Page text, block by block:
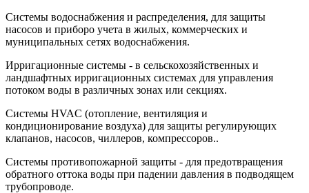
Системы водоснабжения и распределения, для защиты
насосов и приборо учета в жилых, коммерческих и
муниципальных сетях водоснабжения.
Ирригационные системы - в сельскохозяйственных и
ландшафтных ирригационных системах для управления
потоком воды в различных зонах или секциях.
Системы HVAC (отопление, вентиляция и
кондиционирование воздуха) для защиты регулирующих
клапанов, насосов, чиллеров, компрессоров..
Системы противопожарной защиты - для предотвращения
обратного оттока воды при падении давления в подводящем
трубопроводе.